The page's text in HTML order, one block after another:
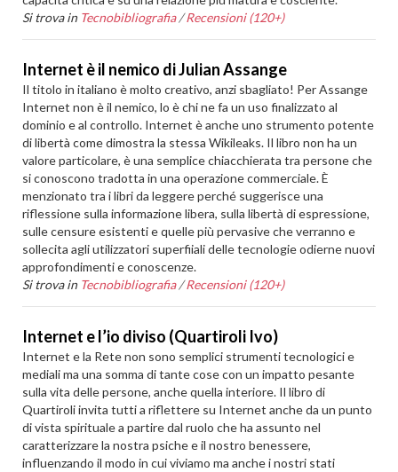
Si trova in Tecnobibliografia /Recensioni (120+)
Internet è il nemico di Julian Assange
Il titolo in italiano è molto creativo, anzi sbagliato! Per Assange
Internet non è il nemico, lo è chi ne fa un uso finalizzato al
dominio e al controllo. Internet è anche uno strumento potente
di libertà come dimostra la stessa Wikileaks. Il libro non ha un
valore particolare, è una semplice chiacchierata tra persone che
si conoscono tradotta in una operazione commerciale. È
menzionato tra i libri da leggere perché suggerisce una
riflessione sulla informazione libera, sulla libertà di espressione,
sulle censure esistenti e quelle più pervasive che verranno e
sollecita agli utilizzatori superfiiali delle tecnologie odierne nuovi
approfondimenti e conoscenze.
Si trova in Tecnobibliografia /Recensioni (120+)
Internet e l’io diviso (Quartiroli Ivo)
Internet e la Rete non sono semplici strumenti tecnologici e
mediali ma una somma di tante cose con un impatto pesante
sulla vita delle persone, anche quella interiore. Il libro di
Quartiroli invita tutti a riflettere su Internet anche da un punto
di vista spirituale a partire dal ruolo che ha assunto nel
caratterizzare la nostra psiche e il nostro benessere,
influenzando il modo in cui viviamo ma anche i nostri stati